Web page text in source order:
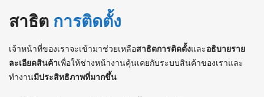
สาธิต การติดตั้ง
เจ้าหน้าที่ของเราจะเข้ามาช่วยเหลือสาธิตการติดตั้งและอธิบายราย
ละเอียดสินค้าเพื่อให้ช่างหน้างานคุ้นเคยกับระบบสินค้าของเราและ
ทำงานมีประสิทธิภาพที่มากขึ้น